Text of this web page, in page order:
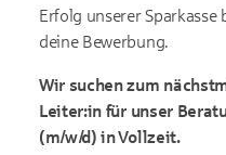
Erfolg unserer
deine Bewerbung.
Wir suchen zum
Leiter:in für unser
(m/w/d) inVollzeit.